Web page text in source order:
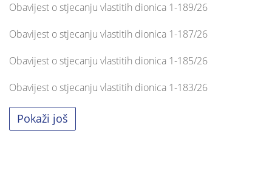
Obavijest o stjecanju vlastitih dionica 1-189/26
Obavijest o stjecanju vlastitih dionica 1-187/26
Obavijest o stjecanju vlastitih dionica 1-185/26
Obavijest o stjecanju vlastitih dionica 1-183/26
Pokaži još